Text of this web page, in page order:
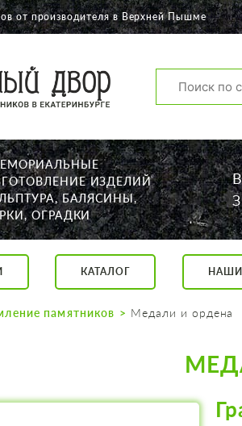
РАБОТЫ
Екатеринбург, Щорса, 56
Суббота с 11:00 до 17:00
от производителя в Верхней Пышме
ИЗДЕЛИЙ
БАЛЯСИНЫ,
ОГРАДКИ
КАТАЛОГ НАШИ
памятников Медали и ордена